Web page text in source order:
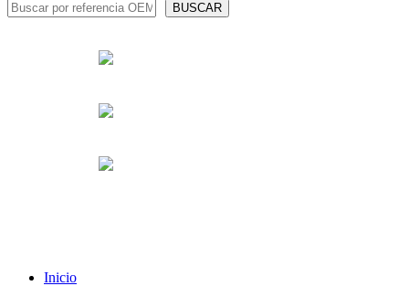
Inicio